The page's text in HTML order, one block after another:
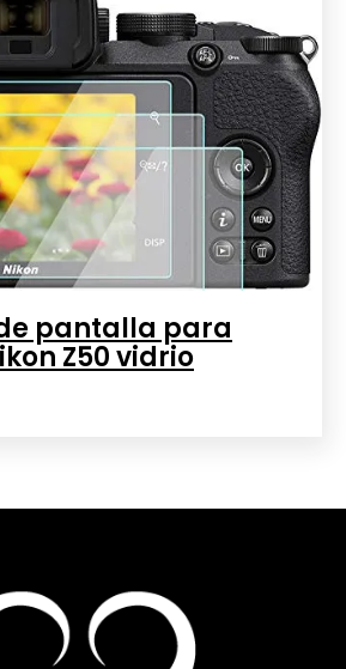
pantalla para
Z50 vidrio